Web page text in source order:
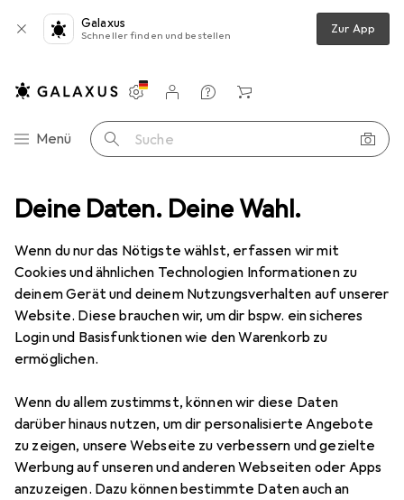
Deine Daten. Deine Wahl.
Wenn du nur das Nötigste wählst, erfassen wir mit
Cookies und ähnlichen Technologien Informationen zu
deinem Gerät und deinem Nutzungsverhalten auf unserer
Website. Diese brauchen wir, um dir bspw. ein sicheres
Login und Basisfunktionen wie den Warenkorb zu
ermöglichen.
Wenn du allem zustimmst, können wir diese Daten
darüber hinaus nutzen, um dir personalisierte Angebote
zu zeigen, unsere Webseite zu verbessern und gezielte
Werbung auf unseren und anderen Webseiten oder Apps
anzuzeigen. Dazu können bestimmte Daten auch an
Galaxus
Schneller finden und bestellen Zur App
Navigation nach Kategorien
Menü Suche
Einstellungen
Kundenkonto
Vergleichslisten
Merklisten
Warenkorb
Epres
Kategorien anzeigen